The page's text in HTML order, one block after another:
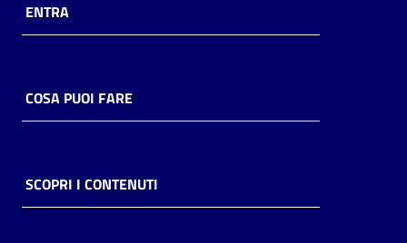
Risorse
online
Casa
Piani
ENTRA
COSA PUOI FARE
SCOPRI I CONTENUTI